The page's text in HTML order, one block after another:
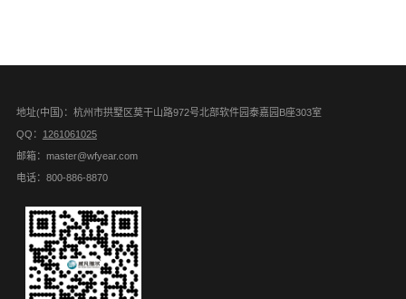
地址(中国)：杭州市拱墅区莫干山路972号北部软件园泰嘉园B座303室
QQ： 1261061025
邮箱：master@wfyear.com
电话：800-886-8870